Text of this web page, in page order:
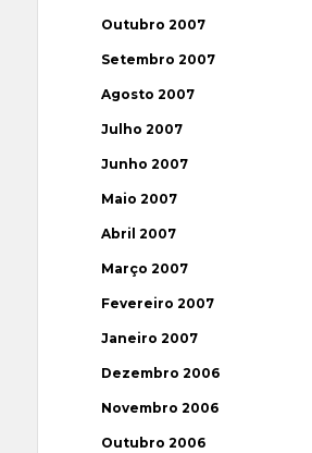
Outubro 2007
Setembro 2007
Agosto 2007
Julho 2007
Junho 2007
Maio 2007
Abril 2007
Março 2007
Fevereiro 2007
Janeiro 2007
Dezembro 2006
Novembro 2006
Outubro 2006